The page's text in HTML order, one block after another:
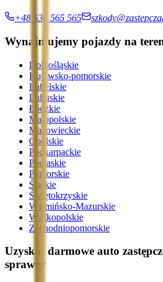
+48 536 565 565
Wynajmujemy pojazdy na
Dolnośląskie
Kujawsko-pomorskie
Lubelskie
Lubuskie
Łódzkie
Małopolskie
Mazowieckie
Opolskie
Podkarpackie
Podlaskie
Pomorskie
Śląskie
Świętokrzyskie
Warmińsko-Mazurskie
Wielkopolskie
Zachodniopomorskie
Uzyskaj darmowe auto
sprawcy